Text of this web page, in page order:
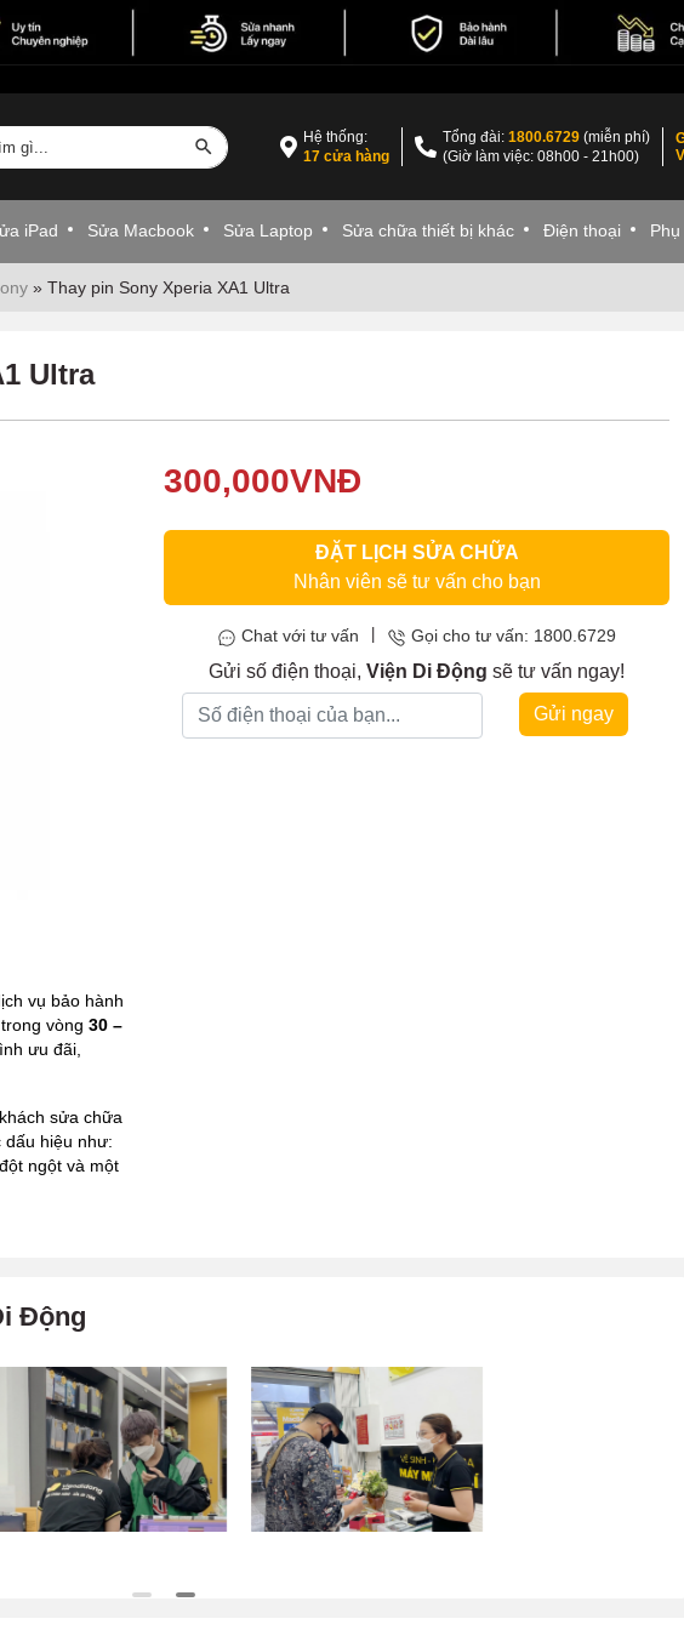
Hệ thống:
17 cửa hàng
Tổng đài:1800.6729 (miễn phí)
(Giờ làm việc: 08h00 - 21h00)
iPad Sửa Macbook Sửa Laptop Sửa chữa thiết bị khác Điện thoại
» Thay pin Sony Xperia XA1 Ultra
Ultra
vụ bảo hành
trong vòng 30 –
ưu đãi,
sửa chữa
dấu hiệu như:
ngột và một
300,000VNĐ
ĐẶT LỊCH SỬA CHỮA
Nhân viên sẽ tư vấn cho bạn
Chat với tư vấn Gọi cho tư vấn: 1800.6729
Gửi số điện thoại, Viện Di Động sẽ tư vấn ngay!
Gửi ngay
Động